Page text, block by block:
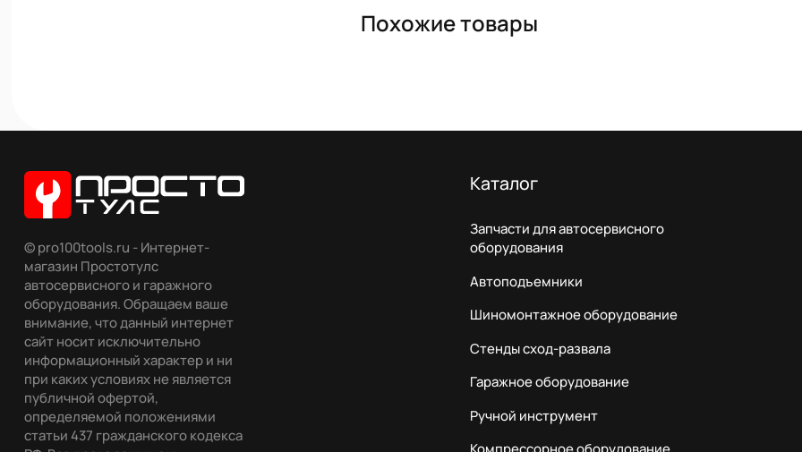
Похожие товары
© pro100tools.ru - Интернет-
магазин Простотулс
автосервисного и гаражного
оборудования. Обращаем ваше
внимание, что данный интернет
сайт носит исключительно
информационный характер и ни
при каких условиях не является
публичной офертой,
определяемой положениями
статьи 437 гражданского кодекса
Каталог
Запчасти для автосервисного
оборудования
Автоподъемники
Шиномонтажное оборудование
Стенды сход-развала
Гаражное оборудование
Ручной инструмент